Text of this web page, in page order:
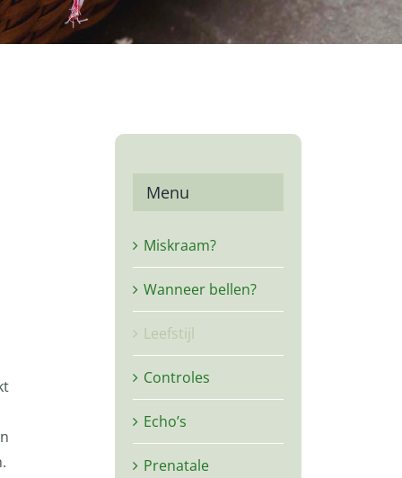
Menu
Miskraam?
Wanneer bellen?
Leefstijl
Controles
Echo’s
Prenatale